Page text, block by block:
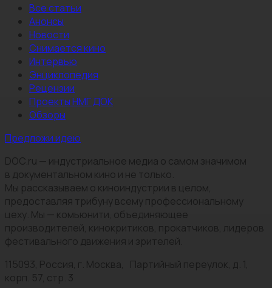
Все статьи
Анонсы
Новости
Снимается кино
Интервью
Энциклопедия
Рецензии
Проекты НМГ ДОК
Обзоры
Предложи идею
DOC.ru — индустриальное медиа о самом значимом
в документальном кино и не только.
Мы рассказываем о киноиндустрии в целом,
предоставляя трибуну всему профессиональному
цеху. Мы — комьюнити, объединяющее
производителей, кинокритиков, прокатчиков, лидеров
фестивального движения и зрителей.
115093, Россия, г. Москва, Партийный переулок, д. 1,
корп. 57, стр. 3